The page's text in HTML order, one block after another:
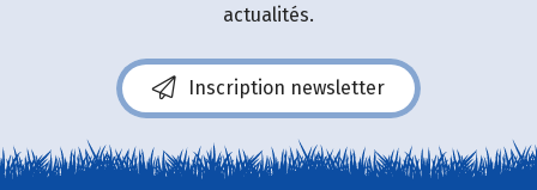
actualités.
Inscription newsletter